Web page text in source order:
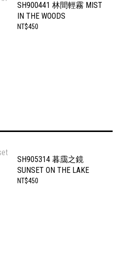
SH900441 林間輕霧 MIST
IN THE WOODS
NT$450
SH905314 暮靄之鏡
SUNSET ON THE LAKE
NT$450